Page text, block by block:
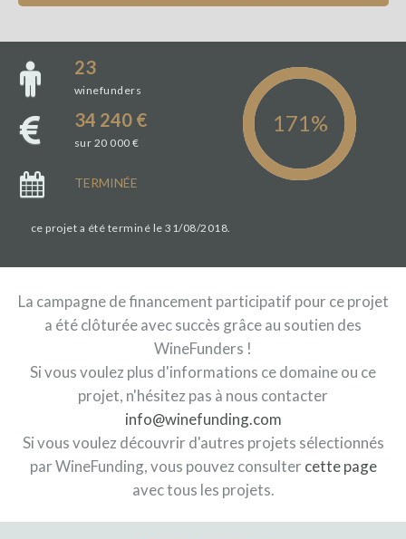
23
winefunders
34 240 €
sur 20 000 €
TERMINÉE
ce projet a été terminé le 31/08/2018.
La campagne de financement participatif pour ce projet
a été clôturée avec succès grâce au soutien des
WineFunders !
Si vous voulez plus d'informations ce domaine ou ce
projet, n'hésitez pas à nous contacter
info@winefunding.com
Si vous voulez découvrir d'autres projets sélectionnés
par WineFunding, vous pouvez consulter cette page
avec tous les projets.